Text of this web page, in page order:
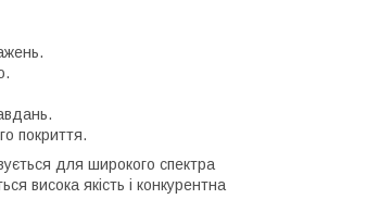
покриття.
для широкого спектра
висока якість і конкурентна